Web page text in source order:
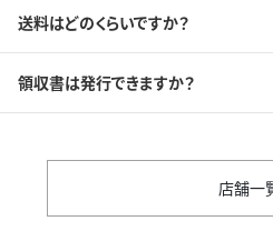
送料はどのくらいですか？
領収書は発行できますか？
店舗一